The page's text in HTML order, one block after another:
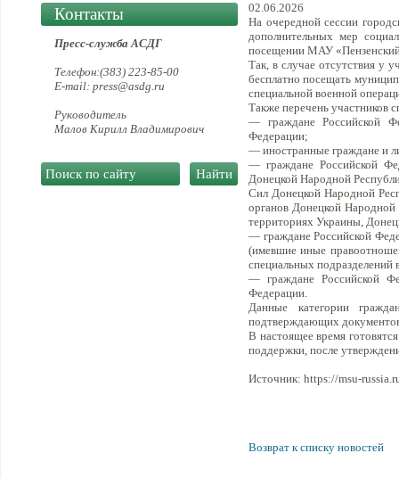
Контакты
Пресс-служба АСДГ
Телефон:(383) 223-85-00
E-mail: press@asdg.ru
Руководитель
Малов Кирилл Владимирович
02.06.2026
На очередной сессии
дополнительных мер
посещении МАУ
Так, в случае отсутствия у
бесплатно посещать
специальной военной
Также перечень участников
— граждане Российской
Федерации;
— иностранные граждане и
— граждане Российской
Донецкой Народной
Сил Донецкой Народной
органов Донецкой Народной
территориях Украины,
— граждане Российской
(имевшие иные
специальных подразделений
— граждане Российской
Федерации.
Данные категории
подтверждающих
В настоящее время
поддержки, после
Источник: https://msu-
Возврат к списку новостей